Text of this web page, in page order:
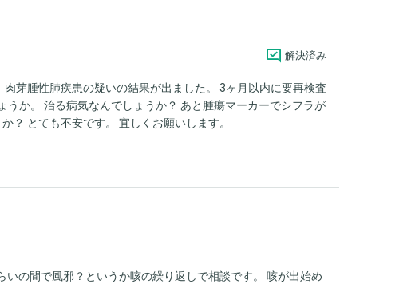
解決済み
芽腫性肺疾患の疑いの結果が出ました。 3ヶ月以内に要再検査
うか。 治る病気なんでしょうか？ あと腫瘍マーカーでシフラが
？ とても不安です。 宜しくお願いします。
の間で風邪？というか咳の繰り返しで相談です。 咳が出始め